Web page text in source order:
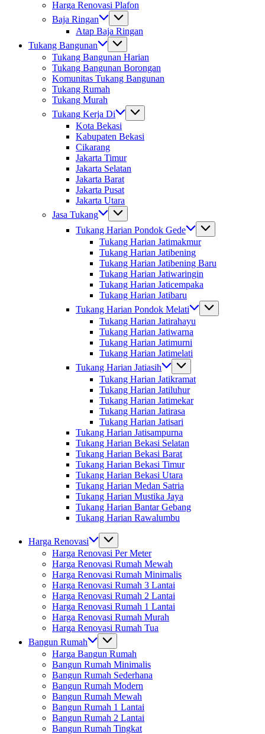
Harga Renovasi Plafon
Baja Ringan
Atap Baja Ringan
Tukang Bangunan
Tukang Bangunan Harian
Tukang Bangunan Borongan
Komunitas Tukang Bangunan
Tukang Rumah
Tukang Murah
Tukang Kerja Di
Kota Bekasi
Kabupaten Bekasi
Cikarang
Jakarta Timur
Jakarta Selatan
Jakarta Barat
Jakarta Pusat
Jakarta Utara
Jasa Tukang
Tukang Harian Pondok Gede
Tukang Harian Jatimakmur
Tukang Harian Jatibening
Tukang Harian Jatibening Baru
Tukang Harian Jatiwaringin
Tukang Harian Jaticempaka
Tukang Harian Jatibaru
Tukang Harian Pondok Melati
Tukang Harian Jatirahayu
Tukang Harian Jatiwarna
Tukang Harian Jatimurni
Tukang Harian Jatimelati
Tukang Harian Jatiasih
Tukang Harian Jatikramat
Tukang Harian Jatiluhur
Tukang Harian Jatimekar
Tukang Harian Jatirasa
Tukang Harian Jatisari
Tukang Harian Jatisampurna
Tukang Harian Bekasi Selatan
Tukang Harian Bekasi Barat
Tukang Harian Bekasi Timur
Tukang Harian Bekasi Utara
Tukang Harian Medan Satria
Tukang Harian Mustika Jaya
Tukang Harian Bantar Gebang
Tukang Harian Rawalumbu
Harga Renovasi
Harga Renovasi Per Meter
Harga Renovasi Rumah Mewah
Harga Renovasi Rumah Minimalis
Harga Renovasi Rumah 3 Lantai
Harga Renovasi Rumah 2 Lantai
Harga Renovasi Rumah 1 Lantai
Harga Renovasi Rumah Murah
Harga Renovasi Rumah Tua
Bangun Rumah
Harga Bangun Rumah
Bangun Rumah Minimalis
Bangun Rumah Sederhana
Bangun Rumah Modern
Bangun Rumah Mewah
Bangun Rumah 1 Lantai
Bangun Rumah 2 Lantai
Bangun Rumah Tingkat